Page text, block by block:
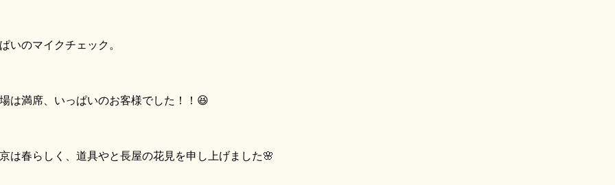
いのマイクチェック。
は満席、いっぱいのお客様でした！！😆
は春らしく、道具やと長屋の花見を申し上げました🌸